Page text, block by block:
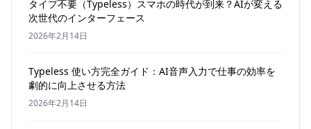
タイプ不要（Typeless）スマホの時代が到来？AIが変える
次世代のインターフェース
2026年2月14日
Typeless 使い方完全ガイド：AI音声入力で仕事の効率を
劇的に向上させる方法
2026年2月14日